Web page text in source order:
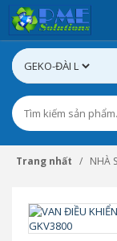
Trang nhất NHÀ